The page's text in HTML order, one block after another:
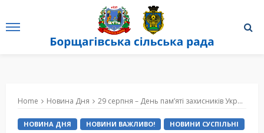
Home Новина Дня 29 серпня – День пам’яті захисників України, які загинули в боротьбі за незалежність, суверенітет і територіальну цілісність України
НОВИНА ДНЯ НОВИНИ ВАЖЛИВО! НОВИНИ СУСПІЛЬНІ